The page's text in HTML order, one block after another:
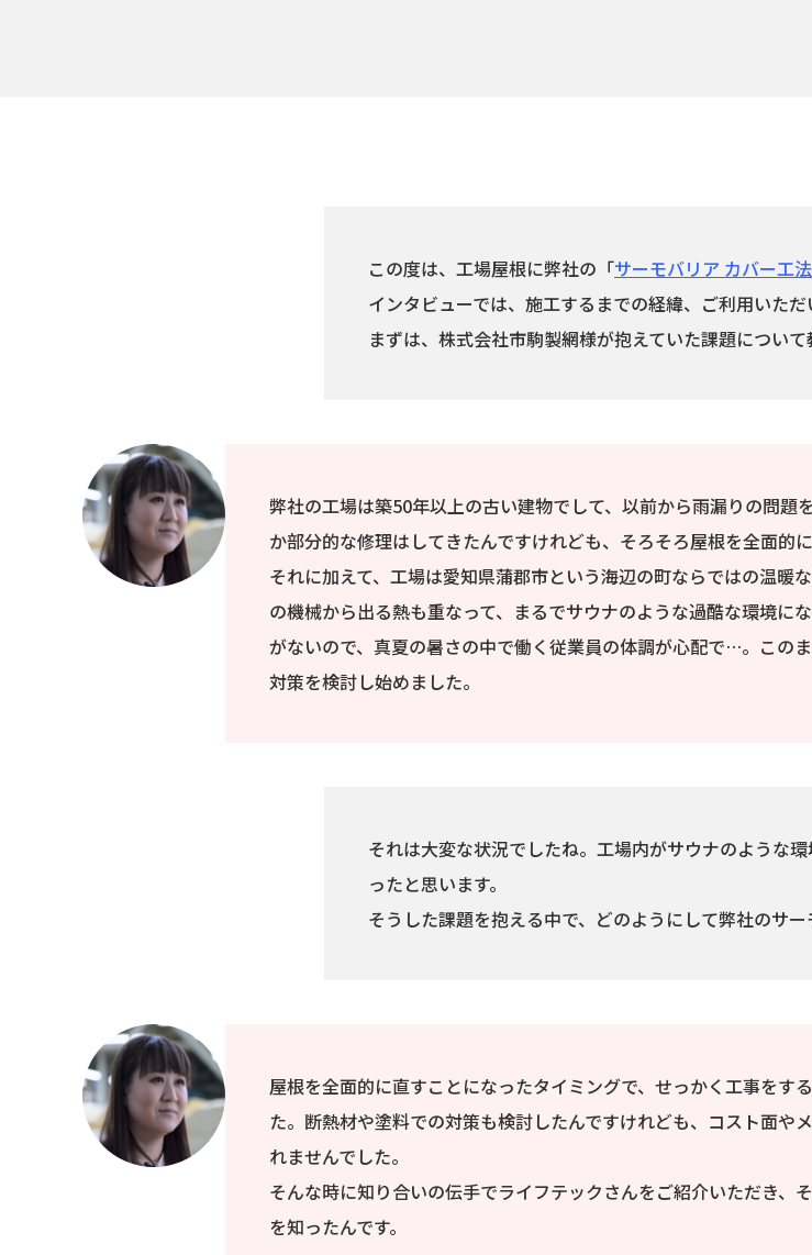
この度は、工場屋根に弊社の「サーモバリア カバー工法
インタビューでは、施工するまでの経緯、ご利用いた
まずは、株式会社市駒製網様が抱えていた課題につい
弊社の工場は築50年以上の古い建物でして、以前から雨漏りの問題
か部分的な修理はしてきたんですけれども、そろそろ屋根を全面的
それに加えて、工場は愛知県蒲郡市という海辺の町ならではの温暖
の機械から出る熱も重なって、まるでサウナのような過酷な環境に
がないので、真夏の暑さの中で働く従業員の体調が心配で…。この
対策を検討し始めました。
それは大変な状況でしたね。工場内がサウナのような
ったと思います。
そうした課題を抱える中で、どのようにして弊社のサ
屋根を全面的に直すことになったタイミングで、せっかく工事をす
た。断熱材や塗料での対策も検討したんですけれども、コスト面や
れませんでした。
そんな時に知り合いの伝手でライフテックさんをご紹介いただき、
を知ったんです。